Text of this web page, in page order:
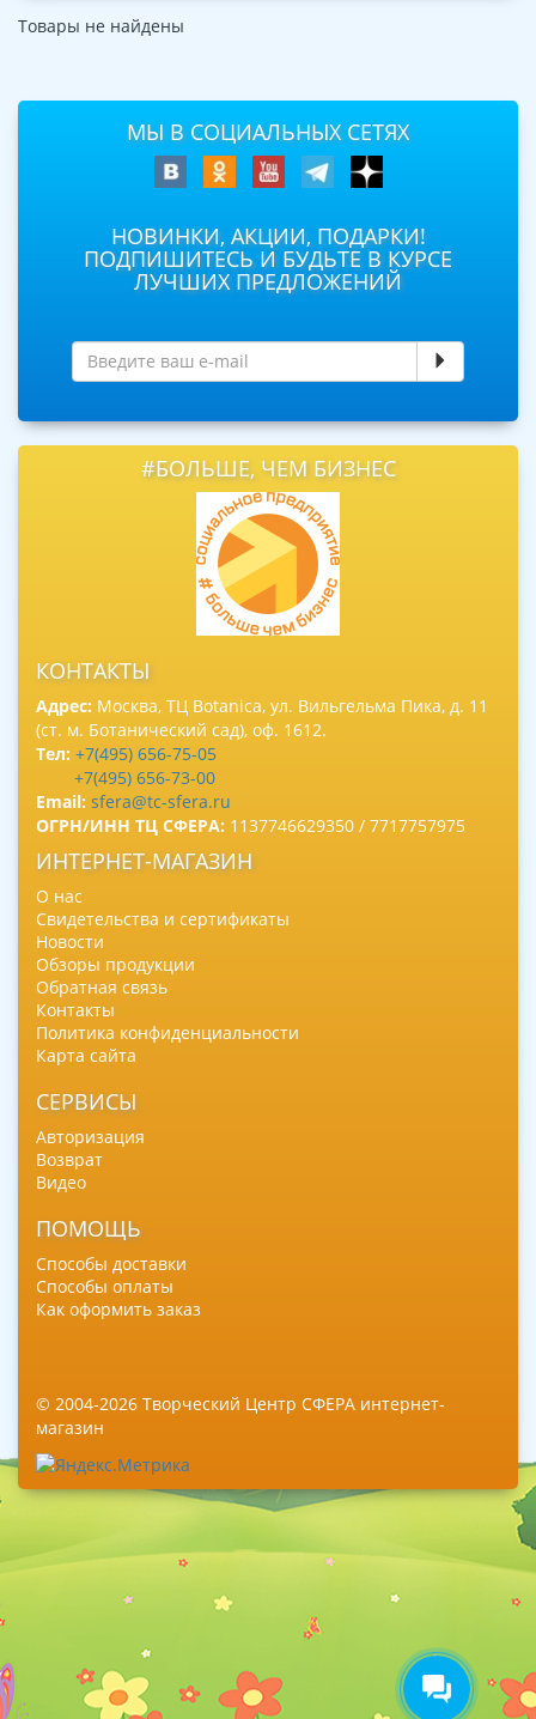
Товары не найдены
МЫ В СОЦИАЛЬНЫХ СЕТЯХ
НОВИНКИ, АКЦИИ, ПОДАРКИ!
ПОДПИШИТЕСЬ И БУДЬТЕ В КУРСЕ
ЛУЧШИХ ПРЕДЛОЖЕНИЙ
#БОЛЬШЕ, ЧЕМ БИЗНЕС
КОНТАКТЫ
Адрес: Москва, ТЦ Botanica, ул. Вильгельма Пика, д. 11
(ст. м. Ботанический сад), оф. 1612.
Тел: +7(495) 656-75-05
+7(495) 656-73-00
Email: sfera@tc-sfera.ru
ОГРН/ИНН ТЦ СФЕРА: 1137746629350 / 7717757975
ИНТЕРНЕТ-МАГАЗИН
О нас
Свидетельства и сертификаты
Новости
Обзоры продукции
Обратная связь
Контакты
Политика конфиденциальности
Карта сайта
СЕРВИСЫ
Авторизация
Возврат
Видео
ПОМОЩЬ
Способы доставки
Способы оплаты
Как оформить заказ
© 2004-2026 Творческий Центр СФЕРА интернет-
магазин